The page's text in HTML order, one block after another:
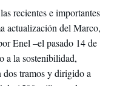
recientes e importantes
actualización del Marco,
Enel –el pasado 14 de
a la sostenibilidad,
dos tramos y dirigido a